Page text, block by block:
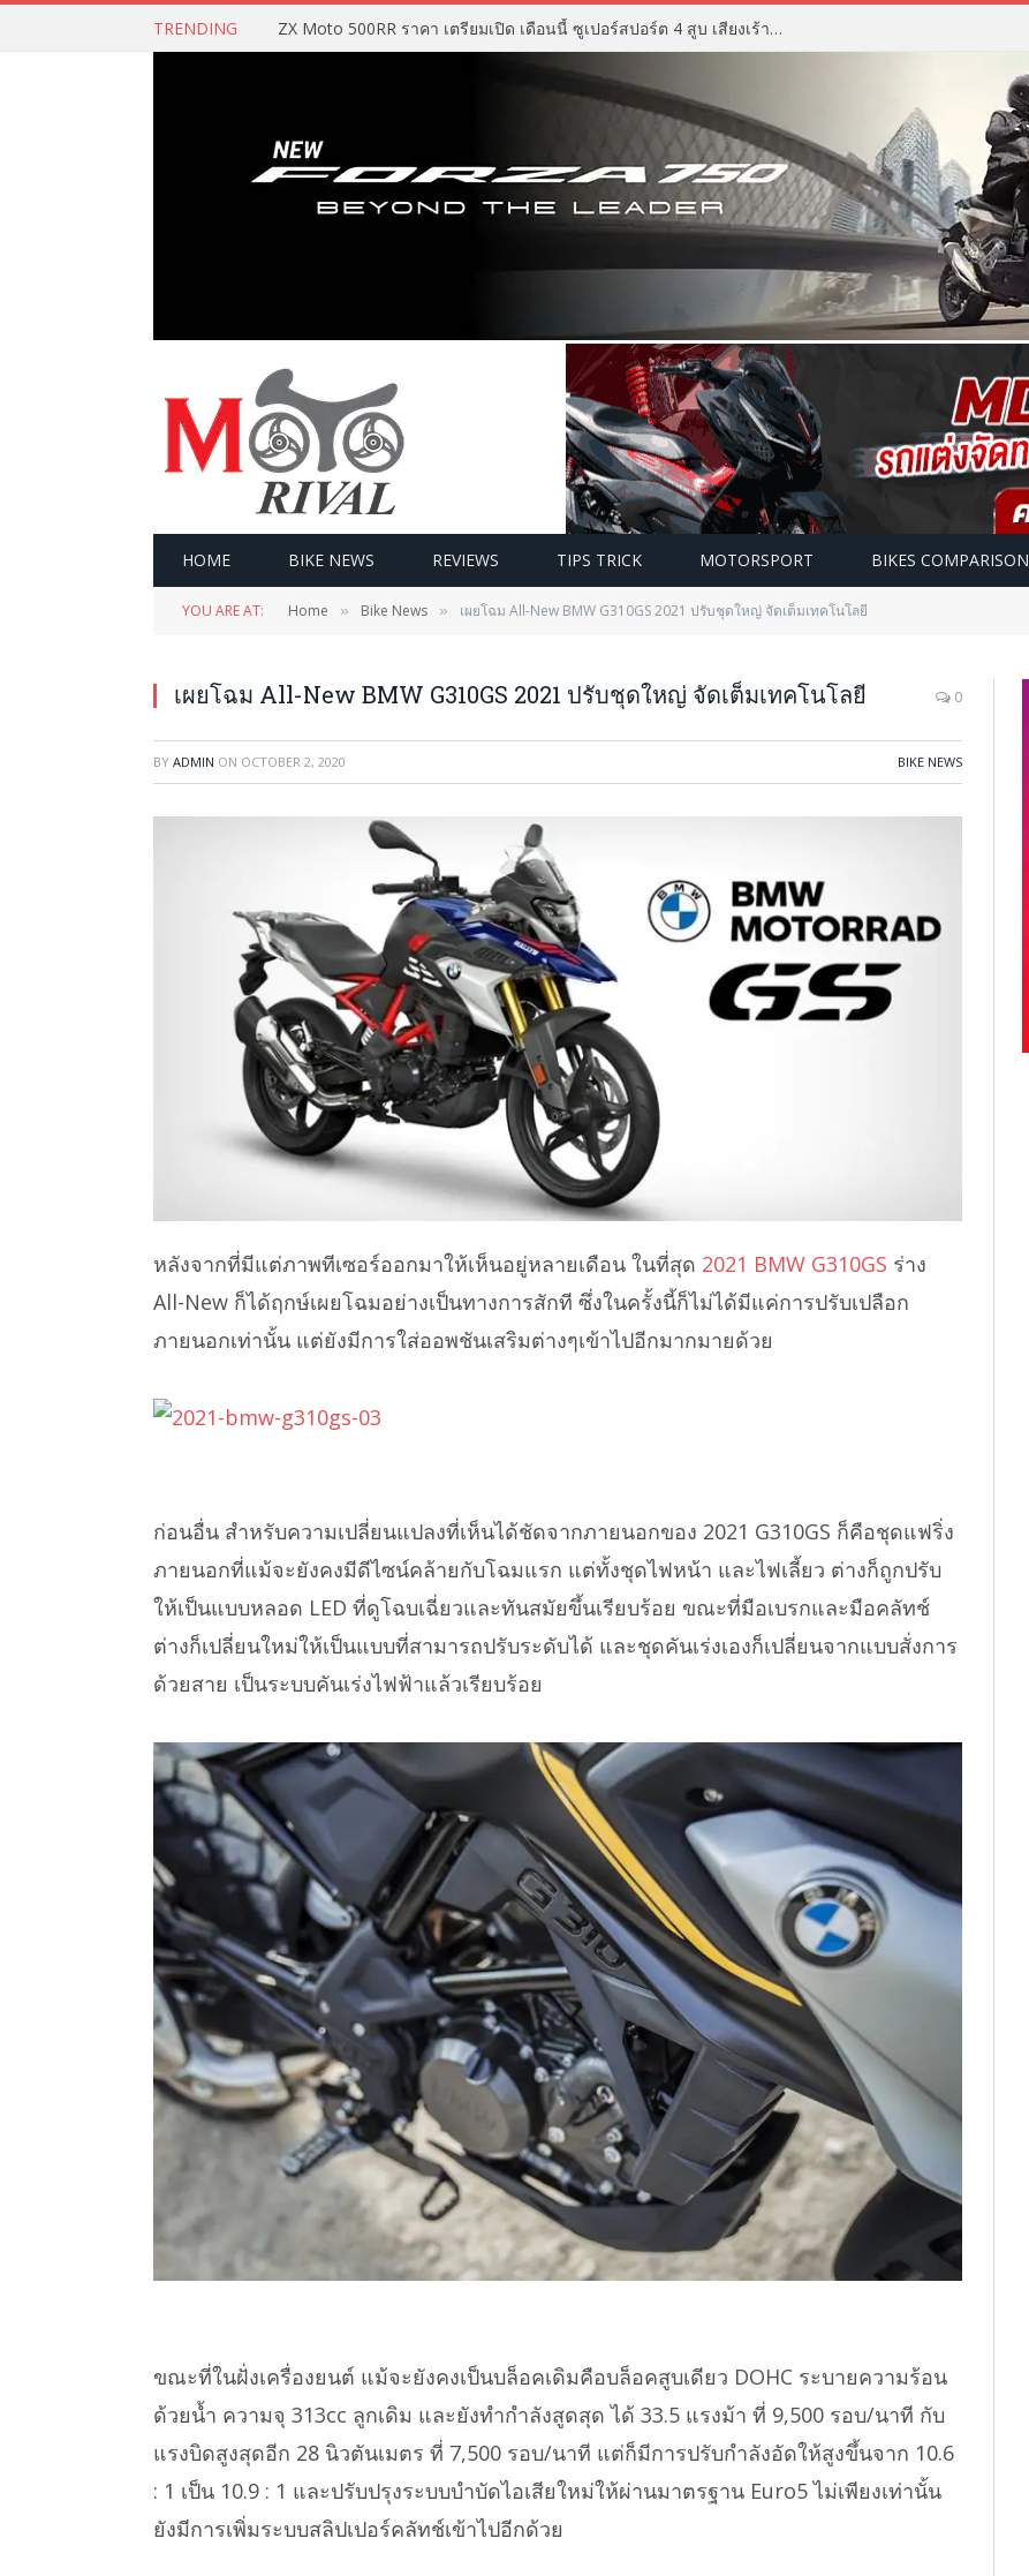
TRENDING ZX Moto 500RR ราคา เตรียมเปิด เดือนนี้ ซูเปอร์สปอร์ต 4 สูบ เสียงเร้าใจ ดีไซน์ดุดัน
HOME BIKE NEWS REVIEWS TIPS TRICK MOTORSPORT BIKES COMPARISON
YOU ARE AT: Home » Bike News » เผยโฉม All-New BMW G310GS 2021 ปรับชุดใหญ่ จัดเต็มเทคโนโลยี
เผยโฉม All-New BMW G310GS 2021 ปรับชุดใหญ่ จัดเต็มเทคโนโลยี 0
BY ADMIN ON OCTOBER 2, 2020 BIKE NEWS
หลังจากที่มีแต่ภาพทีเซอร์ออกมาให้เห็นอยู่หลายเดือน ในที่สุด 2021 BMW G310GS ร่าง
All-New ก็ได้ฤกษ์เผยโฉมอย่างเป็นทางการสักที ซึ่งในครั้งนี้ก็ไม่ได้มีแค่การปรับเปลือก
ภายนอกเท่านั้น แต่ยังมีการใส่ออพชันเสริมต่างๆเข้าไปอีกมากมายด้วย
ก่อนอื่น สำหรับความเปลี่ยนแปลงที่เห็นได้ชัดจากภายนอกของ 2021 G310GS ก็คือชุดแฟริ่ง
ภายนอกที่แม้จะยังคงมีดีไซน์คล้ายกับโฉมแรก แต่ทั้งชุดไฟหน้า และไฟเลี้ยว ต่างก็ถูกปรับ
ให้เป็นแบบหลอด LED ที่ดูโฉบเฉี่ยวและทันสมัยขึ้นเรียบร้อย ขณะที่มือเบรกและมือคลัทช์
ต่างก็เปลี่ยนใหม่ให้เป็นแบบที่สามารถปรับระดับได้ และชุดคันเร่งเองก็เปลี่ยนจากแบบสั่งการ
ด้วยสาย เป็นระบบคันเร่งไฟฟ้าแล้วเรียบร้อย
ขณะที่ในฝั่งเครื่องยนต์ แม้จะยังคงเป็นบล็อคเดิมคือบล็อคสูบเดียว DOHC ระบายความร้อน
ด้วยน้ำ ความจุ 313cc ลูกเดิม และยังทำกำลังสูดสุด ได้ 33.5 แรงม้า ที่ 9,500 รอบ/นาที กับ
แรงบิดสูงสุดอีก 28 นิวตันเมตร ที่ 7,500 รอบ/นาที แต่ก็มีการปรับกำลังอัดให้สูงขึ้นจาก 10.6
: 1 เป็น 10.9 : 1 และปรับปรุงระบบบำบัดไอเสียใหม่ให้ผ่านมาตรฐาน Euro5 ไม่เพียงเท่านั้น
ยังมีการเพิ่มระบบสลิปเปอร์คลัทช์เข้าไปอีกด้วย